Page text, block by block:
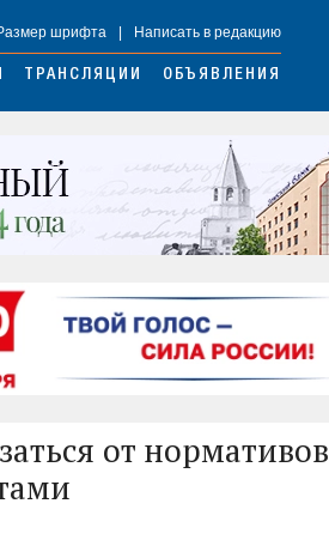
шрифта Написать в редакцию
ТРАНСЛЯЦИИ ОБЪЯВЛЕНИЯ
от нормативов